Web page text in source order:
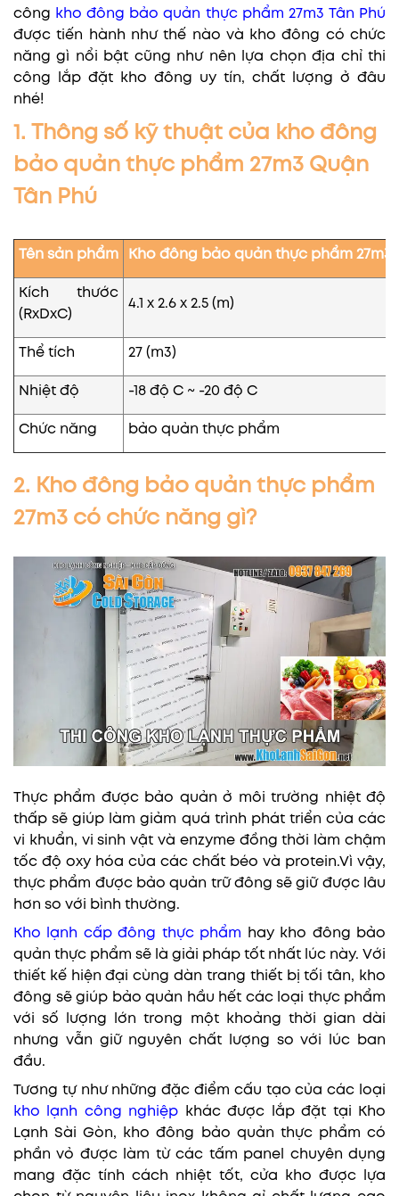
công kho đông bảo quản thực phẩm 27m3 Tân Phú
được tiến hành như thế nào và kho đông có chức
năng gì nổi bật cũng như nên lựa chọn địa chỉ thi
công lắp đặt kho đông uy tín, chất lượng ở đâu
nhé!
1. Thông số kỹ thuật của kho đông
bảo quản thực phẩm 27m3 Quận
Tân Phú
Tên sản phẩm Kho đông bảo quản thực phẩm 27m3
Kích thước
(RxDxC)
4.1 x 2.6 x 2.5 (m)
Thể tích 27 (m3)
Nhiệt độ -18 độ C ~ -20 độ C
Chức năng bảo quản thực phẩm
2. Kho đông bảo quản thực phẩm
27m3 có chức năng gì?
Thực phẩm được bảo quản ở môi trường nhiệt độ
thấp sẽ giúp làm giảm quá trình phát triển của các
vi khuẩn, vi sinh vật và enzyme đồng thời làm chậm
tốc độ oxy hóa của các chất béo và protein.Vì vậy,
thực phẩm được bảo quản trữ đông sẽ giữ được lâu
hơn so với bình thường.
Kho lạnh cấp đông thực phẩm hay kho đông bảo
quản thực phẩm sẽ là giải pháp tốt nhất lúc này. Với
thiết kế hiện đại cùng dàn trang thiết bị tối tân, kho
đông sẽ giúp bảo quản hầu hết các loại thực phẩm
với số lượng lớn trong một khoảng thời gian dài
nhưng vẫn giữ nguyên chất lượng so với lúc ban
đầu.
Tương tự như những đặc điểm cấu tạo của các loại
kho lạnh công nghiệp khác được lắp đặt tại Kho
Lạnh Sài Gòn, kho đông bảo quản thực phẩm có
phần vỏ được làm từ các tấm panel chuyên dụng
mang đặc tính cách nhiệt tốt, cửa kho được lựa